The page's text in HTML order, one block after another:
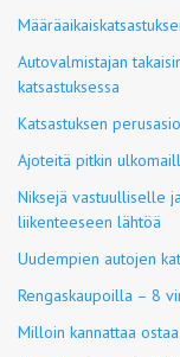
Autovalmistajan
katsastuksessa
Katsastuksen
Ajoteitä pitkin
Niksejä vastuulliselle
liikenteeseen lähtöä
Uudempien autojen
Rengaskaupoilla – 8
Milloin kannattaa